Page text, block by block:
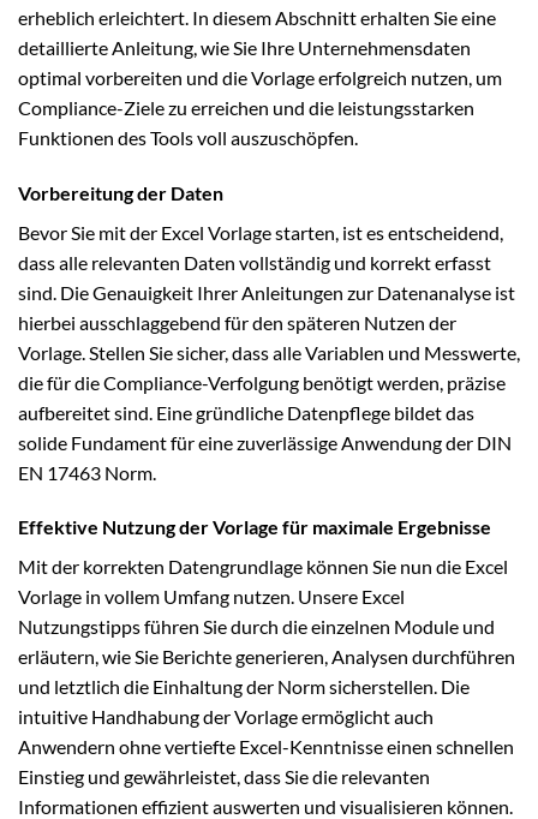
erheblich erleichtert. In diesem Abschnitt erhalten Sie eine
detaillierte Anleitung, wie Sie Ihre Unternehmensdaten
optimal vorbereiten und die Vorlage erfolgreich nutzen, um
Compliance-Ziele zu erreichen und die leistungsstarken
Funktionen des Tools voll auszuschöpfen.
Vorbereitung der Daten
Bevor Sie mit der Excel Vorlage starten, ist es entscheidend,
dass alle relevanten Daten vollständig und korrekt erfasst
sind. Die Genauigkeit Ihrer Anleitungen zur Datenanalyse ist
hierbei ausschlaggebend für den späteren Nutzen der
Vorlage. Stellen Sie sicher, dass alle Variablen und Messwerte,
die für die Compliance-Verfolgung benötigt werden, präzise
aufbereitet sind. Eine gründliche Datenpflege bildet das
solide Fundament für eine zuverlässige Anwendung der DIN
EN 17463 Norm.
Effektive Nutzung der Vorlage für maximale Ergebnisse
Mit der korrekten Datengrundlage können Sie nun die Excel
Vorlage in vollem Umfang nutzen. Unsere Excel
Nutzungstipps führen Sie durch die einzelnen Module und
erläutern, wie Sie Berichte generieren, Analysen durchführen
und letztlich die Einhaltung der Norm sicherstellen. Die
intuitive Handhabung der Vorlage ermöglicht auch
Anwendern ohne vertiefte Excel-Kenntnisse einen schnellen
Einstieg und gewährleistet, dass Sie die relevanten
Informationen effizient auswerten und visualisieren können.